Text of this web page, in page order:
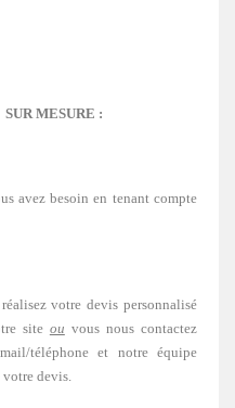
SUR MESURE :
avez besoin en tenant compte
votre devis personnalisé
site ou vous nous contactez
téléphone et notre équipe
votre devis.